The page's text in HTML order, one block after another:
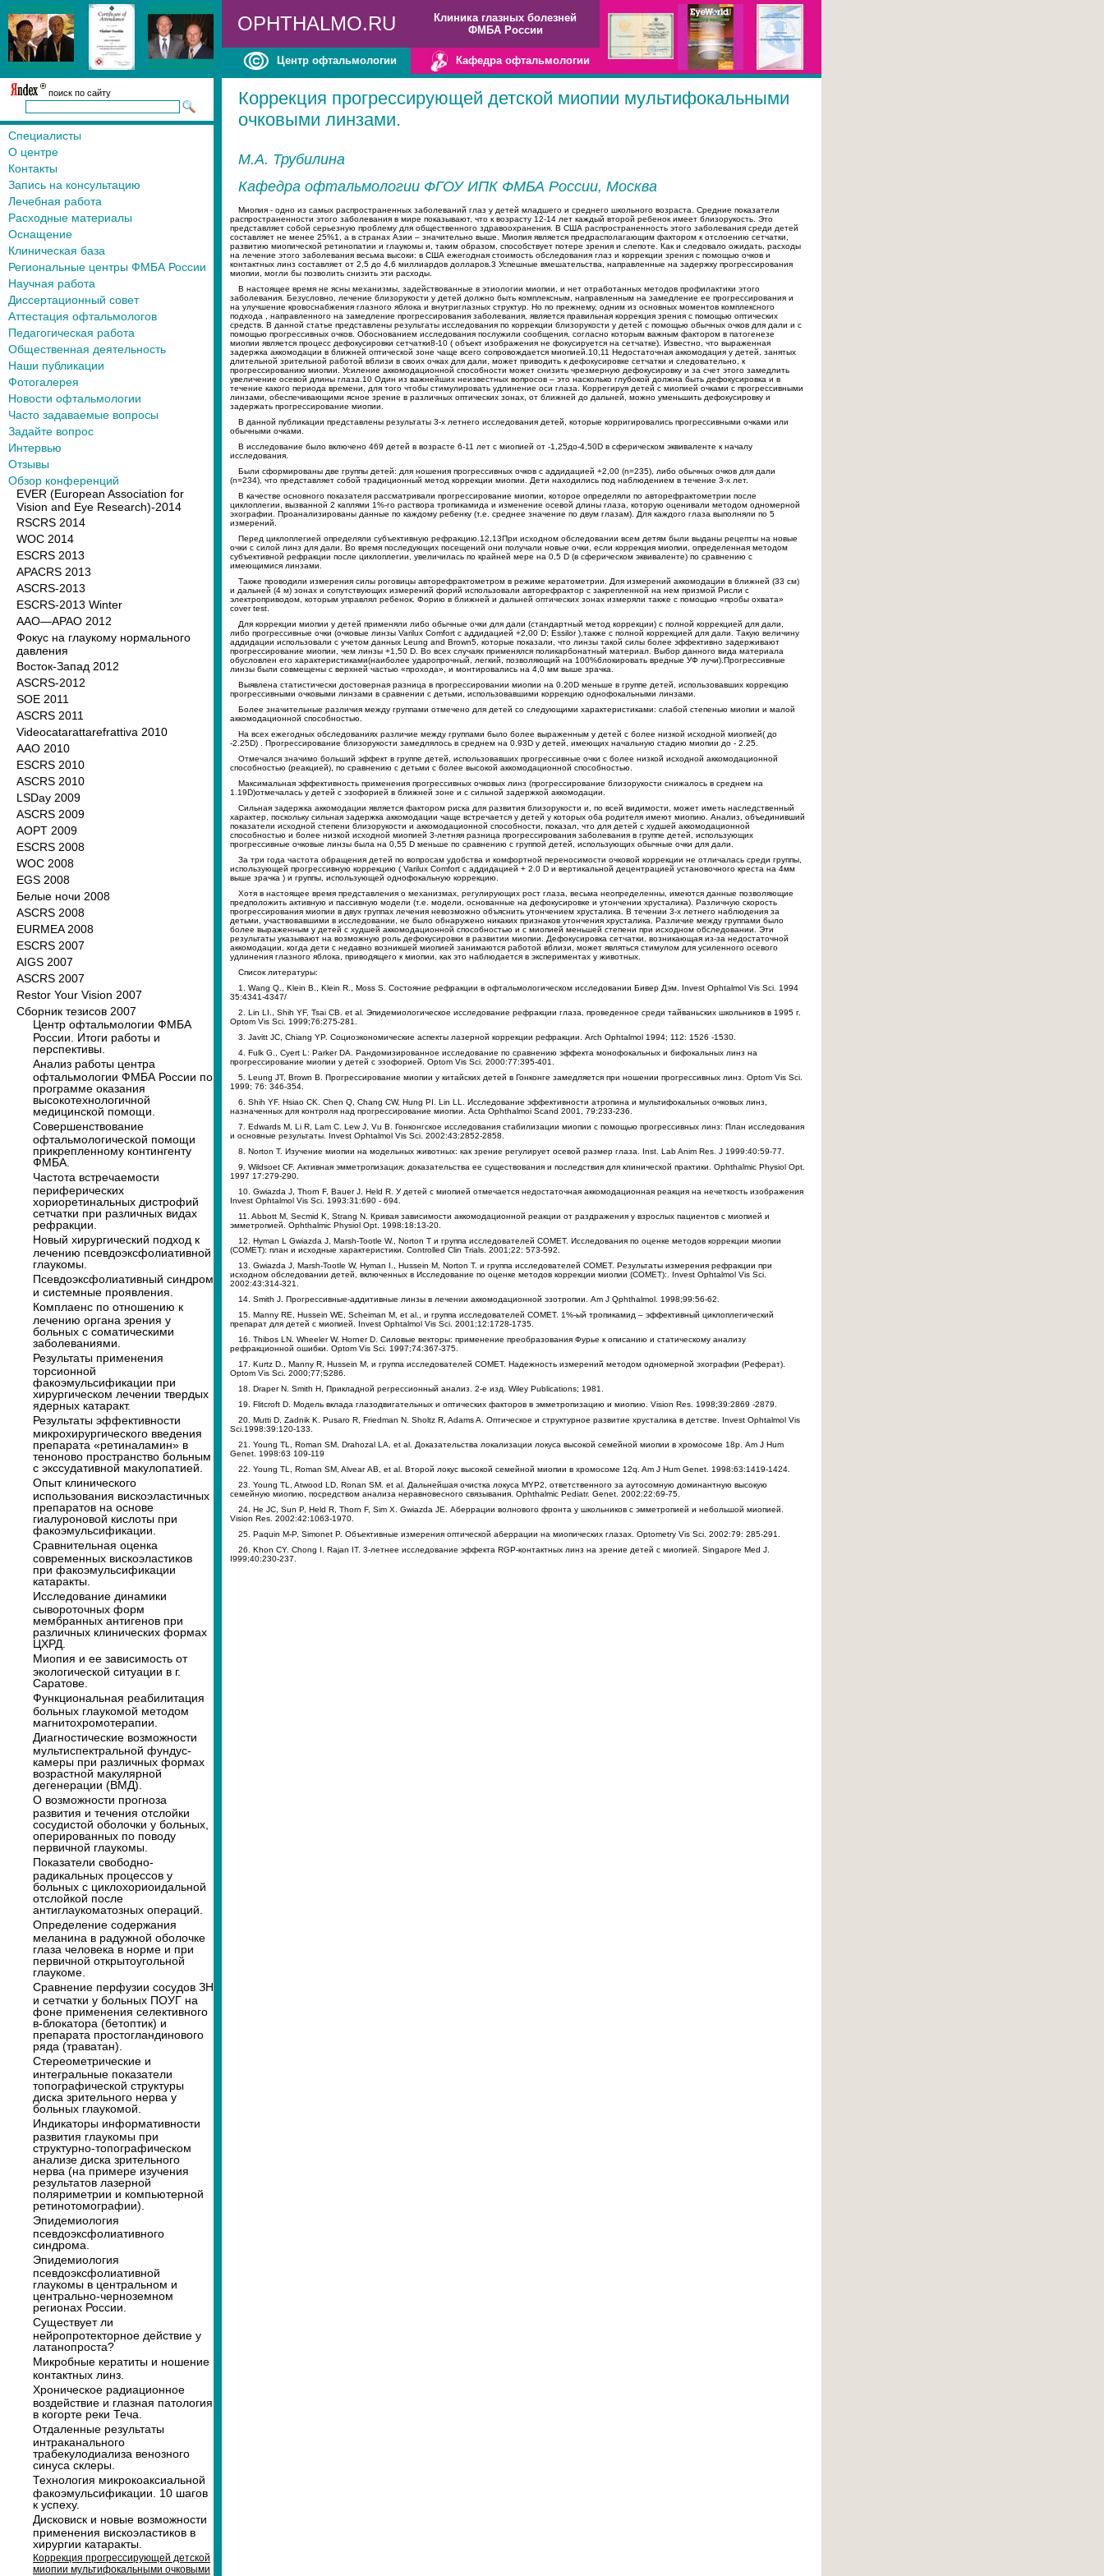
OPHTHALMO.RU
Клиника глазных болезней
ФМБА России
Центр офтальмологии Кафедра офтальмологии
поиск по сайту
Специалисты
О центре
Контакты
Запись на консультацию
Лечебная работа
Расходные материалы
Оснащение
Клиническая база
Региональные центры ФМБА России
Научная работа
Диссертационный совет
Аттестация офтальмологов
Педагогическая работа
Общественная деятельность
Наши публикации
Фотогалерея
Новости офтальмологии
Часто задаваемые вопросы
Задайте вопрос
Интервью
Отзывы
Обзор конференций
EVER (European Association for
Vision and Eye Research)-2014
RSCRS 2014
WOC 2014
ESCRS 2013
APACRS 2013
ASCRS-2013
ESCRS-2013 Winter
AAO—APAO 2012
Фокус на глаукому нормального
давления
Восток-Запад 2012
ASCRS-2012
SOE 2011
ASCRS 2011
Videocatarattarefrattiva 2010
ААО 2010
ESCRS 2010
ASCRS 2010
LSDay 2009
ASCRS 2009
AOPT 2009
ESCRS 2008
WOC 2008
EGS 2008
Белые ночи 2008
ASCRS 2008
EURMEA 2008
ESCRS 2007
AIGS 2007
ASCRS 2007
Restor Your Vision 2007
Сборник тезисов 2007
Центр офтальмологии ФМБА
России. Итоги работы и
перспективы.
Анализ работы центра
офтальмологии ФМБА России по
программе оказания
высокотехнологичной
медицинской помощи.
Совершенствование
офтальмологической помощи
прикрепленному контингенту
ФМБА.
Частота встречаемости
периферических
хориоретинальных дистрофий
сетчатки при различных видах
рефракции.
Новый хирургический подход к
лечению псевдоэксфолиативной
глаукомы.
Псевдоэксфолиативный синдром
и системные проявления.
Комплаенс по отношению к
лечению органа зрения у
больных с соматическими
заболеваниями.
Результаты применения
торсионной
факоэмульсификации при
хирургическом лечении твердых
ядерных катаракт.
Результаты эффективности
микрохирургического введения
препарата «ретиналамин» в
теноново пространство больным
с экссудативной макулопатией.
Опыт клинического
использования вискоэластичных
препаратов на основе
гиалуроновой кислоты при
факоэмульсификации.
Сравнительная оценка
современных вискоэластиков
при факоэмульсификации
катаракты.
Исследование динамики
сывороточных форм
мембранных антигенов при
различных клинических формах
ЦХРД.
Миопия и ее зависимость от
экологической ситуации в г.
Саратове.
Функциональная реабилитация
больных глаукомой методом
магнитохромотерапии.
Диагностические возможности
мультиспектральной фундус-
камеры при различных формах
возрастной макулярной
дегенерации (ВМД).
О возможности прогноза
развития и течения отслойки
сосудистой оболочки у больных,
оперированных по поводу
первичной глаукомы.
Показатели свободно-
радикальных процессов у
больных с циклохориоидальной
отслойкой после
антиглаукоматозных операций.
Определение содержания
меланина в радужной оболочке
глаза человека в норме и при
первичной открытоугольной
глаукоме.
Сравнение перфузии сосудов ЗН
и сетчатки у больных ПОУГ на
фоне применения селективного
в-блокатора (бетоптик) и
препарата простогландинового
ряда (траватан).
Стереометрические и
интегральные показатели
топографической структуры
диска зрительного нерва у
больных глаукомой.
Индикаторы информативности
развития глаукомы при
структурно-топографическом
анализе диска зрительного
нерва (на примере изучения
результатов лазерной
поляриметрии и компьютерной
ретинотомографии).
Эпидемиология
псевдоэксфолиативного
синдрома.
Эпидемиология
псевдоэксфолиативной
глаукомы в центральном и
центрально-черноземном
регионах России.
Существует ли
нейропротекторное действие у
латанопроста?
Микробные кератиты и ношение
контактных линз.
Хроническое радиационное
воздействие и глазная патология
в когорте реки Теча.
Отдаленные результаты
интраканального
трабекулодиализа венозного
синуса склеры.
Технология микрокоаксиальной
факоэмульсификации. 10 шагов
к успеху.
Дисковиск и новые возможности
применения вискоэластиков в
хирургии катаракты.
Коррекция прогрессирующей детской
миопии мультифокальными очковыми
Коррекция прогрессирующей детской миопии мультифокальными
очковыми линзами.
М.А. Трубилина
Кафедра офтальмологии ФГОУ ИПК ФМБА России, Москва
Миопия - одно из самых распространенных заболеваний глаз у детей младшего и среднего школьного возраста. Средние показатели
распространенности этого заболевания в мире показывают, что к возрасту 12-14 лет каждый второй ребенок имеет близорукость. Это
представляет собой серьезную проблему для общественного здравоохранения. В США распространенность этого заболевания среди детей
составляет не менее 25%1, а в странах Азии – значительно выше. Миопия является предрасполагающим фактором к отслоению сетчатки,
развитию миопической ретинопатии и глаукомы и, таким образом, способствует потере зрения и слепоте. Как и следовало ожидать, расходы
на лечение этого заболевания весьма высоки: в США ежегодная стоимость обследования глаз и коррекции зрения с помощью очков и
контактных линз составляет от 2,5 до 4,6 миллиардов долларов.3 Успешные вмешательства, направленные на задержку прогрессирования
миопии, могли бы позволить снизить эти расходы.
В настоящее время не ясны механизмы, задействованные в этиологии миопии, и нет отработанных методов профилактики этого
заболевания. Безусловно, лечение близорукости у детей должно быть комплексным, направленным на замедление ее прогрессирования и
на улучшение кровоснабжения глазного яблока и внутриглазных структур. Но по прежнему, одним из основных моментов комплексного
подхода , направленного на замедление прогрессирования заболевания, является правильная коррекция зрения с помощью оптических
средств. В данной статье представлены результаты исследования по коррекции близорукости у детей с помощью обычных очков для дали и с
помощью прогрессивных очков. Обоснованием исследования послужили сообщения, согласно которым важным фактором в патогенезе
миопии является процесс дефокусировки сетчатки8-10 ( объект изображения не фокусируется на сетчатке). Известно, что выраженная
задержка аккомодации в ближней оптической зоне чаще всего сопровождается миопией.10,11 Недостаточная аккомодация у детей, занятых
длительной зрительной работой вблизи в своих очках для дали, может приводить к дефокусировке сетчатки и следовательно, к
прогрессированию миопии. Усиление аккомодационной способности может снизить чрезмерную дефокусировку и за счет этого замедлить
увеличение осевой длины глаза.10 Один из важнейших неизвестных вопросов – это насколько глубокой должна быть дефокусировка и в
течение какого периода времени, для того чтобы стимулировать удлинение оси глаза. Коррегируя детей с миопией очками с прогрессивными
линзами, обеспечивающими ясное зрение в различных оптических зонах, от ближней до дальней, можно уменьшить дефокусировку и
задержать прогрессирование миопии.
В данной публикации представлены результаты 3-х летнего исследования детей, которые корригировались прогрессивными очками или
обычными очками.
В исследование было включено 469 детей в возрасте 6-11 лет с миопией от -1,25до-4,50D в сферическом эквиваленте к началу
исследования.
Были сформированы две группы детей: для ношения прогрессивных очков с аддидацией +2,00 (n=235), либо обычных очков для дали
(n=234), что представляет собой традиционный метод коррекции миопии. Дети находились под наблюдением в течение 3-х лет.
В качестве основного показателя рассматривали прогрессирование миопии, которое определяли по авторефрактометрии после
циклоплегии, вызванной 2 каплями 1%-го раствора тропикамида и изменение осевой длины глаза, которую оценивали методом одномерной
эхографии. Проанализированы данные по каждому ребенку (т.е. среднее значение по двум глазам). Для каждого глаза выполняли по 5
измерений.
Перед циклоплегией определяли субъективную рефракцию.12,13При исходном обследовании всем детям были выданы рецепты на новые
очки с силой линз для дали. Во время последующих посещений они получали новые очки, если коррекция миопии, определенная методом
субъективной рефракции после циклоплегии, увеличилась по крайней мере на 0,5 D (в сферическом эквиваленте) по сравнению с
имеющимися линзами.
Также проводили измерения силы роговицы авторефрактометром в режиме кератометрии. Для измерений аккомодации в ближней (33 см)
и дальней (4 м) зонах и сопутствующих измерений форий использовали авторефрактор c закрепленной на нем призмой Рисли с
электроприводом, которым управлял ребенок. Форию в ближней и дальней оптических зонах измеряли также с помощью «пробы охвата»
cover test.
Для коррекции миопии у детей применяли либо обычные очки для дали (стандартный метод коррекции) с полной коррекцией для дали,
либо прогрессивные очки (очковые линзы Varilux Comfort с аддидацией +2,00 D; Essilor ),также с полной коррекцией для дали. Такую величину
аддидации использовали с учетом данных Leung and Brown5, которые показали, что линзы такой силы более эффективно задерживают
прогрессирование миопии, чем линзы +1,50 D. Во всех случаях применялся поликарбонатный материал. Выбор данного вида материала
обусловлен его характеристиками(наиболее ударопрочный, легкий, позволяющий на 100%блокировать вредные УФ лучи).Прогрессивные
линзы были совмещены с верхней частью «прохода», и монтировались на 4,0 мм выше зрачка.
Выявлена статистически достоверная разница в прогрессировании миопии на 0.20D меньше в группе детей, использовавших коррекцию
прогрессивными очковыми линзами в сравнении с детьми, использовавшими коррекцию однофокальными линзами.
Более значительные различия между группами отмечено для детей со следующими характеристиками: слабой степенью миопии и малой
аккомодационной способностью.
На всех ежегодных обследованиях различие между группами было более выраженным у детей с более низкой исходной миопией( до
-2.25D) . Прогрессирование близорукости замедлялось в среднем на 0.93D у детей, имеющих начальную стадию миопии до - 2.25.
Отмечался значимо больший эффект в группе детей, использовавших прогрессивные очки с более низкой исходной аккомодационной
способностью (реакцией), по сравнению с детьми с более высокой аккомодационной способностью.
Максимальная эффективность применения прогрессивных очковых линз (прогрессирование близорукости снижалось в среднем на
1.19D)отмечалась у детей с эзофорией в ближней зоне и с сильной задержкой аккомодации.
Сильная задержка аккомодации является фактором риска для развития близорукости и, по всей видимости, может иметь наследственный
характер, поскольку сильная задержка аккомодации чаще встречается у детей у которых оба родителя имеют миопию. Анализ, объединивший
показатели исходной степени близорукости и аккомодационной способности, показал, что для детей с худшей аккомодационной
способностью и более низкой исходной миопией 3-летняя разница прогрессирования заболевания в группе детей, использующих
прогрессивные очковые линзы была на 0,55 D меньше по сравнению с группой детей, использующих обычные очки для дали.
За три года частота обращения детей по вопросам удобства и комфортной переносимости очковой коррекции не отличалась среди группы,
использующей прогрессивную коррекцию ( Varilux Comfort c аддидацией + 2.0 D и вертикальной децентрацией установочного креста на 4мм
выше зрачка ) и группы, использующей однофокальную коррекцию.
Хотя в настоящее время представления о механизмах, регулирующих рост глаза, весьма неопределенны, имеются данные позволяющие
предположить активную и пассивную модели (т.е. модели, основанные на дефокусировке и утончении хрусталика). Различную скорость
прогрессирования миопии в двух группах лечения невозможно объяснить утончением хрусталика. В течении 3-х летнего наблюдения за
детьми, участвовавшими в исследовании, не было обнаружено никаких признаков утончения хрусталика. Различие между группами было
более выраженным у детей с худшей аккомодационной способностью и с миопией меньшей степени при исходном обследовании. Эти
результаты указывают на возможную роль дефокусировки в развитии миопии. Дефокусировка сетчатки, возникающая из-за недостаточной
аккомодации, когда дети с недавно возникшей миопией занимаются работой вблизи, может являться стимулом для усиленного осевого
удлинения глазного яблока, приводящего к миопии, как это наблюдается в экспериментах у животных.
Список литературы:
1. Wang Q., Klein B., Klein R., Moss S. Состояние рефракции в офтальмологическом исследовании Бивер Дэм. Invest Ophtalmol Vis Sci. 1994
35:4341-4347/
2. Lin LI., Shih YF, Tsai CB. et al. Эпидемиологическое исследование рефракции глаза, проведенное среди тайваньских школьников в 1995 г.
Optom Vis Sci. 1999;76:275-281.
3. Javitt JС, Chiang YP. Социоэкономические аспекты лазерной коррекции рефракции. Arch Ophtalmol 1994; 112: 1526 -1530.
4. Fulk G., Cyert L: Parker DA. Рандомизированное исследование по сравнению эффекта монофокальных и бифокальных линз на
прогрессирование миопии у детей с эзофорией. Optom Vis Sci. 2000:77:395-401.
5. Leung JT, Brown В. Прогрессирование миопии у китайских детей в Гонконге замедляется при ношении прогрессивных линз. Optom Vis Sci.
1999; 76: 346-354.
6. Shih YF. Hsiao CK. Chen Q, Chang CW, Hung PI. Lin LL. Исследование эффективности атропина и мультифокальных очковых линз,
назначенных для контроля над прогрессирование миопии. Acta Ophthalmoi Scand 2001, 79:233-236.
7. Edwards M, Li R, Lam С. Lew J, Vu B. Гонконгское исследования стабилизации миопии с помощью прогрессивных линз: План исследования
и основные результаты. Invest Ophtalmol Vis Sci. 2002:43:2852-2858.
8. Norton T. Изучение миопии на модельных животных: как зрение регулирует осевой размер глаза. Inst. Lab Anim Res. J 1999:40:59-77.
9. Wildsoet CF. Активная эмметропизация: доказательства ее существования и последствия для клинической практики. Ophthalmic Physiol Opt.
1997 17:279-290.
10. Gwiazda J, Thorn F, Bauer J. Held R. У детей с миопией отмечается недостаточная аккомодационная реакция на нечеткость изображения
Invest Ophtalmol Vis Sci. 1993:31:690 - 694.
11. Abbott M, Seсmid K, Strang N. Кривая зависимости аккомодационной реакции от раздражения у взрослых пациентов с миопией и
эмметропией. Ophthalmic Physiol Opt. 1998:18:13-20.
12. Hyman L Gwiazda J, Marsh-Tootle W., Norton T и группа исследователей COMET. Исследования по оценке методов коррекции миопии
(COMET): план и исходные характеристики. Controlled Clin Trials. 2001;22: 573-592.
13. Gwiazda J, Marsh-Tootle W, Hyman I., Hussein M, Norton T. и группа исследователей COMET. Результаты измерения рефракции при
исходном обследовании детей, включенных в Исследование по оценке методов коррекции миопии (COMET):. Invest Ophtalmol Vis Sci.
2002:43:314-321.
14. Smith J. Прогрессивные-аддитивные линзы в лечении аккомодационной эзотропии. Am J Qphthalmol. 1998;99:56-62.
15. Manny RE, Hussein WE, Scheiman M, et al., и группа исследователей COMET. 1%-ый тропикамид – эффективный циклоплегический
препарат для детей с миопией. Invest Ophtalmol Vis Sci. 2001;12:1728-1735.
16. Thibos LN. Wheeler W. Horner D. Силовые векторы: применение преобразования Фурье к описанию и статическому анализу
рефракционной ошибки. Optom Vis Sci. 1997;74:367-375.
17. Kurtz D., Manny R, Hussein M, и группа исследователей COMET. Надежность измерений методом одномерной эхографии (Реферат).
Optom Vis Sci. 2000;77;S286.
18. Draper N. Smith H, Прикладной регрессионный анализ. 2-е изд. Wiley Publications; 1981.
19. Flitcroft D. Модель вклада глазодвигательных и оптических факторов в эмметропизацию и миопию. Vision Res. 1998;39:2869 -2879.
20. Mutti D, Zadnik K. Pusaro R, Friedman N. Sholtz R, Adams A. Оптическое и структурное развитие хрусталика в детстве. Invest Ophtalmol Vis
Sci.1998:39:120-133.
21. Young TL, Roman SM, Drahozal LА, et al. Доказательства локализации локуса высокой семейной миопии в хромосоме 18р. Am J Hum
Genet. 1998:63 109-119
22. Young TL, Roman SM, Alvear АB, et al. Второй локус высокой семейной миопии в хромосоме 12q. Am J Hum Genet. 1998:63:1419-1424.
23. Young TL, Atwood LD, Ronan SM. et al. Дальнейшая очистка локуса MYP2, ответственного за аутосомную доминантную высокую
семейную миопию, посредством анализа неравновесного связывания. Ophthalmic Pediatr. Genet. 2002:22:69-75.
24. He JC, Sun P, Held R, Thorn F, Sim X. Gwiazda JE. Аберрации волнового фронта у школьников с эмметропией и небольшой миопией.
Vision Res. 2002:42:1063-1970.
25. Paquin M-P, Simonet P. Объективные измерения оптической аберрации на миопических глазах. Optometry Vis Sci. 2002:79: 285-291.
26. Khon CY. Chong I. Rajan IT. 3-летнее исследование эффекта RGP-контактных линз на зрение детей с миопией. Singapore Med J.
I999;40:230-237.